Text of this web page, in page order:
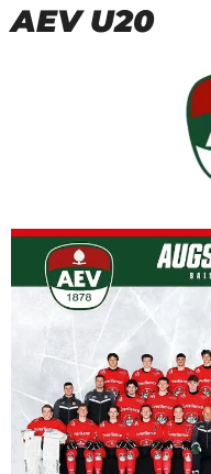
AEV U20